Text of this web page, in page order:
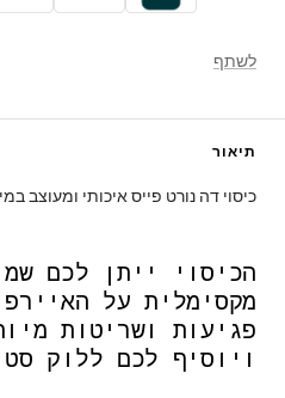
לשתף
תיאור
כיסוי דה נורט פייס איכותי ומעוצב
הכיסוי ייתן לכם
מקסימלית על
פגיעות ושריטות
ויוסיף לכם ללוק